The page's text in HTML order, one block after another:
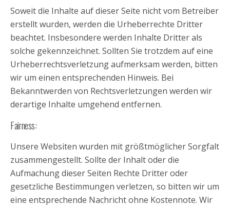
Soweit die Inhalte auf dieser Seite nicht vom Betreiber
erstellt wurden, werden die Urheberrechte Dritter
beachtet. Insbesondere werden Inhalte Dritter als
solche gekennzeichnet. Sollten Sie trotzdem auf eine
Urheberrechtsverletzung aufmerksam werden, bitten
wir um einen entsprechenden Hinweis. Bei
Bekanntwerden von Rechtsverletzungen werden wir
derartige Inhalte umgehend entfernen.
Fairness:
Unsere Websiten wurden mit größtmöglicher Sorgfalt
zusammengestellt. Sollte der Inhalt oder die
Aufmachung dieser Seiten Rechte Dritter oder
gesetzliche Bestimmungen verletzen, so bitten wir um
eine entsprechende Nachricht ohne Kostennote. Wir